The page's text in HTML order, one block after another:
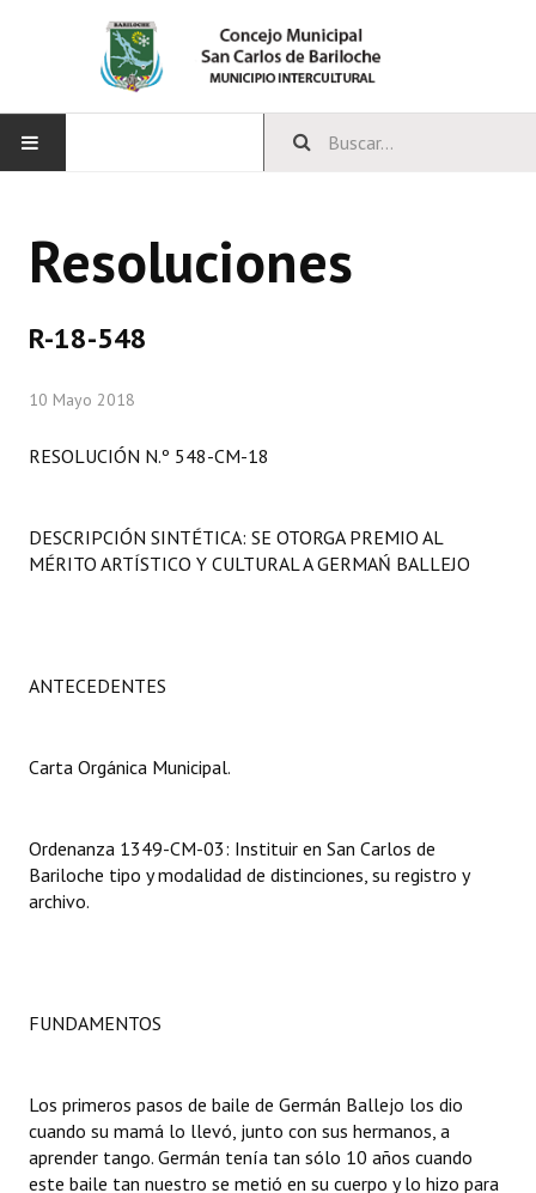
CONCEJO
Comisiones Permanentes
Comisiones Especiales
Programas
Carta Orgánica 2007
Digesto
Organigrama
Informes de Gestión
Dictámenes Asesoría Letrada
Actas de Sesión
Resoluciones
R-18-548
10 Mayo 2018
RESOLUCIÓN N.º 548-CM-18
DESCRIPCIÓN SINTÉTICA: SE OTORGA PREMIO AL
MÉRITO ARTÍSTICO Y CULTURAL A GERMAŃ BALLEJO
ANTECEDENTES
Carta Orgánica Municipal.
Ordenanza 1349-CM-03: Instituir en San Carlos de
Bariloche tipo y modalidad de distinciones, su registro y
archivo.
FUNDAMENTOS
Los primeros pasos de baile de Germán Ballejo los dio
cuando su mamá lo llevó, junto con sus hermanos, a
aprender tango. Germán tenía tan sólo 10 años cuando
este baile tan nuestro se metió en su cuerpo y lo hizo para